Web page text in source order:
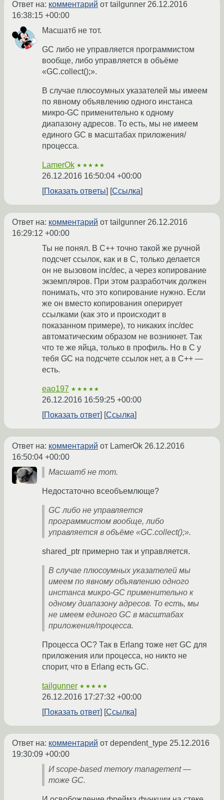
Ответ на: комментарий от tailgunner 26.12.2016
16:38:15 +00:00
Масшатб не тот.
GC либо не управляется программистом
вообще, либо управляется в объёме
«GC.collect();».
В случае плюсоумных указателей мы имеем
по явному объявлению одного инстанса
микро-GC применительно к одному
диапазону адресов. То есть, мы не имеем
единого GC в масштабах приложения/
процесса.
LamerOk ★★★★★
26.12.2016 16:50:04 +00:00
Показать ответы
Ссылка
Ответ на: комментарий от tailgunner 26.12.2016
16:29:12 +00:00
Ты не понял. В C++ точно такой же ручной
подсчет ссылок, как и в C, только делается
он не вызовом inc/dec, а через копирование
экземпляров. При этом разработчик должен
понимать, что это копирование нужно. Если
же он вместо копирования оперирует
ссылками (как это и происходит в
показанном примере), то никаких inc/dec
автоматическим образом не возникнет. Так
что те же яйца, только в профиль. Но в C у
тебя GC на подсчете ссылок нет, а в C++ —
есть.
eao197 ★★★★★
26.12.2016 16:59:25 +00:00
Показать ответ
Ссылка
Ответ на: комментарий от LamerOk 26.12.2016
16:50:04 +00:00
Масшатб не тот.
Недостаточно всеобъемлюще?
GC либо не управляется
программистом вообще, либо
управляется в объёме «GC.collect();».
shared_ptr примерно так и управляется.
В случае плюсоумных указателей мы
имеем по явному объявлению одного
инстанса микро-GC применительно к
одному диапазону адресов. То есть, мы
не имеем единого GC в масштабах
приложения/процесса.
Процесса ОС? Так в Erlang тоже нет GC для
приложения или процесса, но никто не
спорит, что в Erlang есть GC.
tailgunner ★★★★★
26.12.2016 17:27:32 +00:00
Показать ответ
Ссылка
Ответ на: комментарий от dependent_type 25.12.2016
19:30:09 +00:00
И scope-based memory management —
тоже GC.